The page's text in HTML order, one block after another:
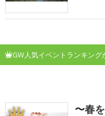
GW人気イベントランキング
〜春